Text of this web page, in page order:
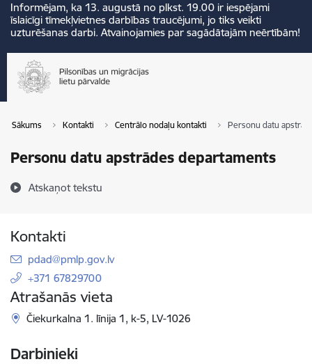
Informējam, ka 13. augustā no plkst. 19.00 ir iespējami
īslaicīgi tīmekļvietnes darbības traucējumi, jo tiks veikti
uzturēšanas darbi. Atvainojamies par sagādātajām neērtībām!
Sākums Kontakti Centrālo nodaļu kontakti Personu datu
Personu datu apstrādes departaments
Atskaņot tekstu
Kontakti
E-pasts:
pdad@pmlp.gov.lv
+371 67829700
Atrašanās vieta
Čiekurkalna 1. līnija 1, k-5, LV-1026
Darbinieki